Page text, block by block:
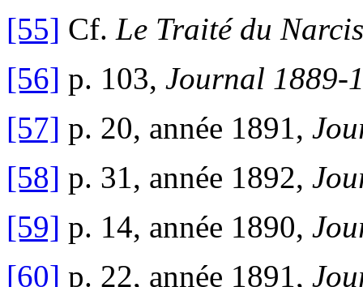
[55] Cf. Le Traité du
[56] p. 103, Journal 1889-
[57] p. 20, année 1891,
[58] p. 31, année 1892,
[59] p. 14, année 1890,
[60] p. 22, année 1891,